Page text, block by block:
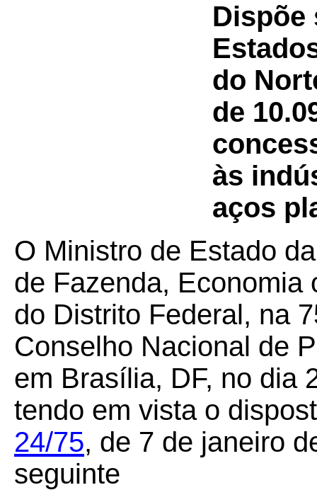
Dispõe
do
de
às
aços
O Ministro de Estado
de Fazenda, Economia
do Distrito Federal, na
Conselho Nacional de
em Brasília, DF, no dia
tendo em vista o
24/75, de 7 de janeiro
seguinte